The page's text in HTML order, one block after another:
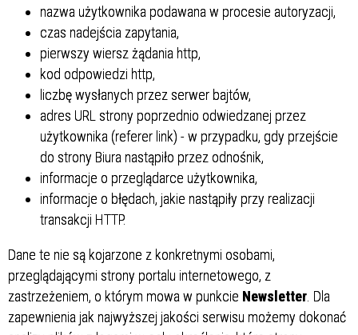
nazwa użytkownika podawana w procesie autoryzacji,
czas nadejścia zapytania,
pierwszy wiersz żądania http,
kod odpowiedzi http,
liczbę wysłanych przez serwer bajtów,
adres URL strony poprzednio odwiedzanej przez
użytkownika (referer link) - w przypadku, gdy przejście
do strony Biura nastąpiło przez odnośnik,
informacje o przeglądarce użytkownika,
informacje o błędach, jakie nastąpiły przy realizacji
transakcji HTTP.
Dane te nie są kojarzone z konkretnymi osobami,
przeglądającymi strony portalu internetowego, z
zastrzeżeniem, o którym mowa w punkcie Newsletter . Dla
zapewnienia jak najwyższej jakości serwisu możemy dokonać